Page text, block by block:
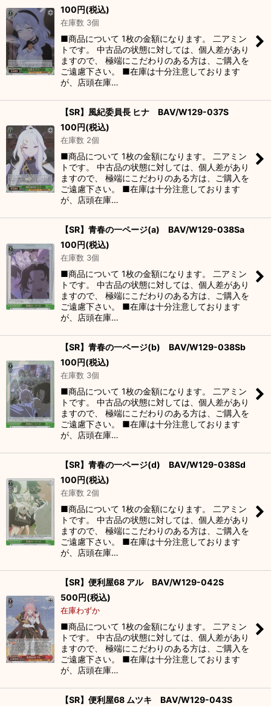
100円(税込)
在庫数 3個
■商品について 1枚の金額になります。 二アミン
トです。 中古品の状態に対しては、個人差があり
ますので、 極端にこだわりのある方は、ご購入を
ご遠慮下さい。 ■在庫は十分注意しております
が、店頭在庫…
【SR】風紀委員長 ヒナ BAV/W129-037S
100円(税込)
在庫数 2個
■商品について 1枚の金額になります。 二アミン
トです。 中古品の状態に対しては、個人差があり
ますので、 極端にこだわりのある方は、ご購入を
ご遠慮下さい。 ■在庫は十分注意しております
が、店頭在庫…
【SR】青春の一ページ(a) BAV/W129-038Sa
100円(税込)
在庫数 3個
■商品について 1枚の金額になります。 二アミン
トです。 中古品の状態に対しては、個人差があり
ますので、 極端にこだわりのある方は、ご購入を
ご遠慮下さい。 ■在庫は十分注意しております
が、店頭在庫…
【SR】青春の一ページ(b) BAV/W129-038Sb
100円(税込)
在庫数 3個
■商品について 1枚の金額になります。 二アミン
トです。 中古品の状態に対しては、個人差があり
ますので、 極端にこだわりのある方は、ご購入を
ご遠慮下さい。 ■在庫は十分注意しております
が、店頭在庫…
【SR】青春の一ページ(d) BAV/W129-038Sd
100円(税込)
在庫数 2個
■商品について 1枚の金額になります。 二アミン
トです。 中古品の状態に対しては、個人差があり
ますので、 極端にこだわりのある方は、ご購入を
ご遠慮下さい。 ■在庫は十分注意しております
が、店頭在庫…
【SR】便利屋68 アル BAV/W129-042S
500円(税込)
在庫わずか
■商品について 1枚の金額になります。 二アミン
トです。 中古品の状態に対しては、個人差があり
ますので、 極端にこだわりのある方は、ご購入を
ご遠慮下さい。 ■在庫は十分注意しております
が、店頭在庫…
【SR】便利屋68 ムツキ BAV/W129-043S